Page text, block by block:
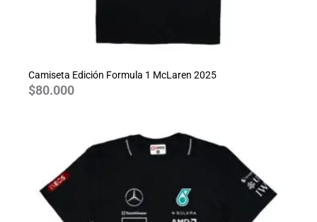
Camiseta Edición Formula 1 McLaren 2025
$80.000
de
precios:
hasta
$80.000